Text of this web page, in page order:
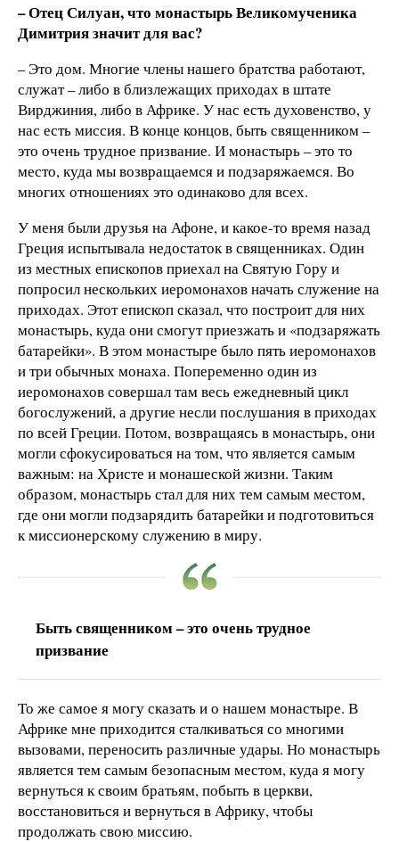
– Отец Силуан, что монастырь Великомученика
Димитрия значит для вас?
– Это дом. Многие члены нашего братства работают,
служат – либо в близлежащих приходах в штате
Вирджиния, либо в Африке. У нас есть духовенство, у
нас есть миссия. В конце концов, быть священником –
это очень трудное призвание. И монастырь – это то
место, куда мы возвращаемся и подзаряжаемся. Во
многих отношениях это одинаково для всех.
У меня были друзья на Афоне, и какое-то время назад
Греция испытывала недостаток в священниках. Один
из местных епископов приехал на Святую Гору и
попросил нескольких иеромонахов начать служение на
приходах. Этот епископ сказал, что построит для них
монастырь, куда они смогут приезжать и «подзаряжать
батарейки». В этом монастыре было пять иеромонахов
и три обычных монаха. Попеременно один из
иеромонахов совершал там весь ежедневный цикл
богослужений, а другие несли послушания в приходах
по всей Греции. Потом, возвращаясь в монастырь, они
могли сфокусироваться на том, что является самым
важным: на Христе и монашеской жизни. Таким
образом, монастырь стал для них тем самым местом,
где они могли подзарядить батарейки и подготовиться
к миссионерскому служению в миру.
Быть священником – это очень трудное
призвание
То же самое я могу сказать и о нашем монастыре. В
Африке мне приходится сталкиваться со многими
вызовами, переносить различные удары. Но монастырь
является тем самым безопасным местом, куда я могу
вернуться к своим братьям, побыть в церкви,
восстановиться и вернуться в Африку, чтобы
продолжать свою миссию.